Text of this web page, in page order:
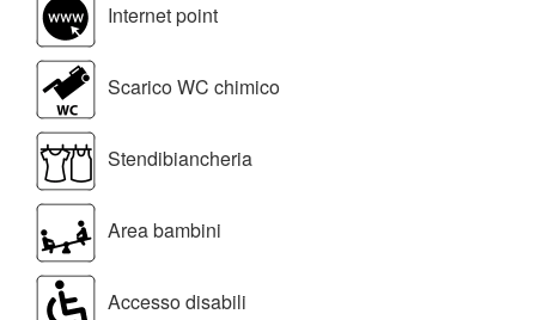
Internet point
Scarico WC chimico
Stendibiancheria
Area bambini
Accesso disabili